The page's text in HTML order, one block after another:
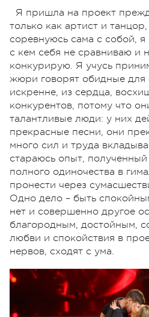
Я пришла на проект
только как артист и
соревнуюсь сама с собой,
с кем себя не сравниваю и
конкурирую. Я учусь
жюри говорят обидные для
искренне, из сердца,
конкурентов, потому что
талантливые люди: у них
прекрасные песни, они
много сил и труда
стараюсь опыт,
полного одиночества в
пронести через
Одно дело – быть
нет и совершенно другое
благородным, достойным,
любви и спокойствия в
нервов, сходят с ума.